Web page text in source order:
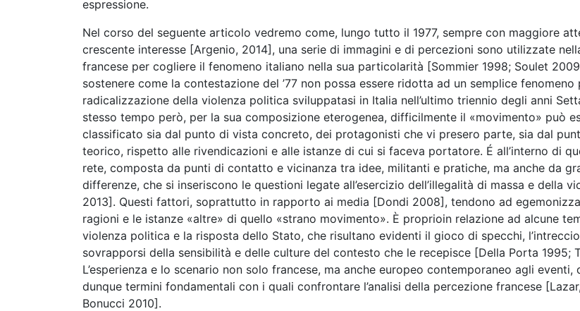
espressione.
Nel corso del seguente articolo vedremo come, lungo tutto il 1977, sempre con maggiore
crescente interesse [Argenio, 2014], una serie di immagini e di percezioni sono utilizzate
francese per cogliere il fenomeno italiano nella sua particolarità [Sommier 1998; Soulet
sostenere come la contestazione del ’77 non possa essere ridotta ad un semplice fenomeno
radicalizzazione della violenza politica sviluppatasi in Italia nell’ultimo triennio degli anni
stesso tempo però, per la sua composizione eterogenea, difficilmente il «movimento» può
classificato sia dal punto di vista concreto, dei protagonisti che vi presero parte, sia dal
teorico, rispetto alle rivendicazioni e alle istanze di cui si faceva portatore. É all’interno di
rete, composta da punti di contatto e vicinanza tra idee, militanti e pratiche, ma anche da
differenze, che si inseriscono le questioni legate all’esercizio dell’illegalità di massa e della
2013]. Questi fattori, soprattutto in rapporto ai media [Dondi 2008], tendono ad
ragioni e le istanze «altre» di quello «strano movimento». È proprioin relazione ad alcune
violenza politica e la risposta dello Stato, che risultano evidenti il gioco di specchi,
sovrapporsi della sensibilità e delle culture del contesto che le recepisce [Della Porta 1995;
L’esperienza e lo scenario non solo francese, ma anche europeo contemporaneo agli eventi,
dunque termini fondamentali con i quali confrontare l’analisi della percezione francese
Bonucci 2010].